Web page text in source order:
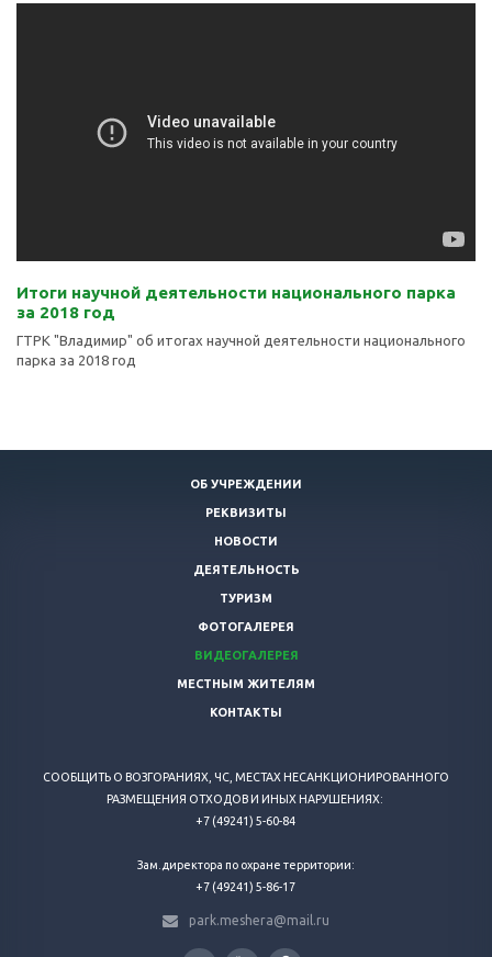
Итоги научной деятельности национального парка
за 2018 год
ГТРК "Владимир" об итогах научной деятельности национального
парка за 2018 год
ОБ УЧРЕЖДЕНИИ
РЕКВИЗИТЫ
НОВОСТИ
ДЕЯТЕЛЬНОСТЬ
ТУРИЗМ
ФОТОГАЛЕРЕЯ
ВИДЕОГАЛЕРЕЯ
МЕСТНЫМ ЖИТЕЛЯМ
КОНТАКТЫ
СООБЩИТЬ О ВОЗГОРАНИЯХ, ЧС, МЕСТАХ НЕСАНКЦИОНИРОВАННОГО
РАЗМЕЩЕНИЯ ОТХОДОВ И ИНЫХ НАРУШЕНИЯХ:
+7 (49241) 5-60-84
Зам.директора по охране территории:
+7 (49241) 5-86-17
park.meshera@mail.ru